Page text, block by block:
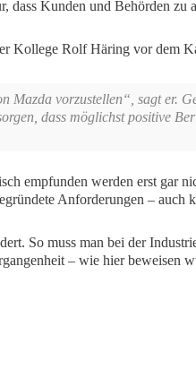
dass Kunden und Behörden zu
Kollege Rolf Häring vor dem
Mazda vorzustellen“, sagt er.
dass möglichst positive
empfunden werden erst gar
Anforderungen – auch
So muss man bei der
– wie hier beweisen